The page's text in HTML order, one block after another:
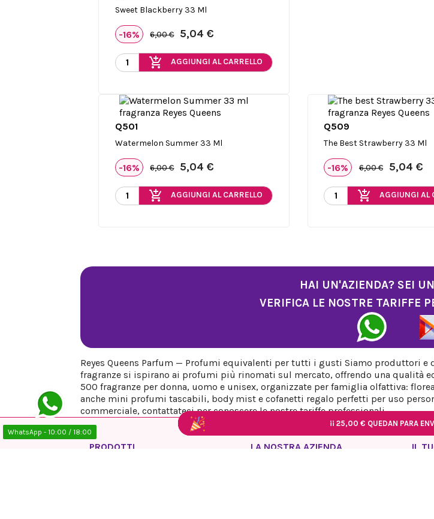
¡¡ 25,00 € QUEDAN PARA
¡¡ 25,00 € QUEDAN PARA
Sweet Blackberry 33 Ml
-16% 6,00 € 5,04 €
add_shopping_cart AGGIUNGI AL CARRELLO
Q501
Watermelon Summer 33 Ml
-16% 6,00 € 5,04 €
add_shopping_cart AGGIUNGI AL CARRELLO
Q509
The Best Strawberry 33 Ml
-16% 6,00 € 5,04 €
add_shopping_cart AGGIUNGI AL
HAI UN'AZIENDA? SEI
VERIFICA LE NOSTRE TARIFFE
Reyes Queens Parfum — Profumi equivalenti per tutti i gusti Siamo produttori
fragranze si ispirano ai profumi più rinomati sul mercato, offrendo una qualità
500 fragranze per donna, uomo e unisex, organizzate per famiglia olfattiva:
anche mini profumi tascabili, body mist e cofanetti regalo perfetti per uso
commerciale, contattateci per conoscere le nostre tariffe professionali.
PRODOTTI LA NOSTRA AZIENDA IL
WhatsApp - 10:00 / 18:00
¡¡ 25,00 € QUEDAN PARA
¡¡ 25,00 € QUEDAN PARA